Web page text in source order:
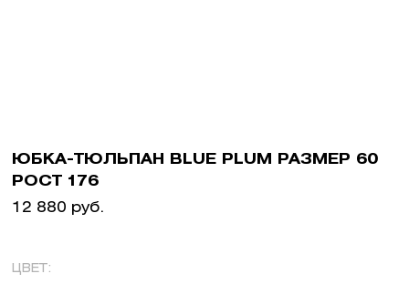
ЮБКА-ТЮЛЬПАН BLUE PLUM РАЗМЕР 60
РОСТ 176
12 880 руб.
ЦВЕТ: